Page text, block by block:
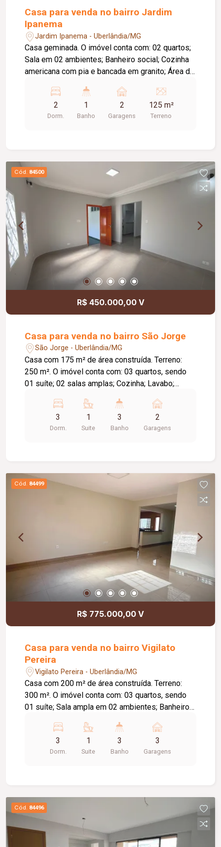
Casa para venda no bairro Jardim
Ipanema
Jardim Ipanema - Uberlândia/MG
Casa geminada. O imóvel conta com: 02 quartos;
Sala em 02 ambientes; Banheiro social; Cozinha
americana com pia e bancada em granito; Área de
garagem; Diferenciais: Portas e janelas em
blindex; Piso em porcelanato; Localização
privilegiada, próxima a aeroporto, posto de
2
Dorm.
1
Banho
2
Garagens
125 m²
Terreno
Cód. 84500
R$ 450.000,00 V
Casa para venda no bairro São Jorge
São Jorge - Uberlândia/MG
Casa com 175 m² de área construída. Terreno:
250 m². O imóvel conta com: 03 quartos, sendo
01 suíte; 02 salas amplas; Cozinha; Lavabo;
vagas de garagem; Diferenciais: Ambientes
amplos e bem distribuídos; Excelente
localização, próxima a supermercado e
3
Dorm.
1
Suite
3
Banho
2
Garagens
Cód. 84499
R$ 775.000,00 V
Casa para venda no bairro Vigilato
Pereira
Vigilato Pereira - Uberlândia/MG
Casa com 200 m² de área construída. Terreno:
300 m². O imóvel conta com: 03 quartos, sendo
01 suíte; Sala ampla em 02 ambientes; Banheiro
gourmet com edícula; Espaço para escritório ou
despensa; Lavanderia; Banheiro externo; 03
vagas de garagem; Diferenciais: Piso em
3
Dorm.
1
Suite
3
Banho
3
Garagens
Cód. 84496